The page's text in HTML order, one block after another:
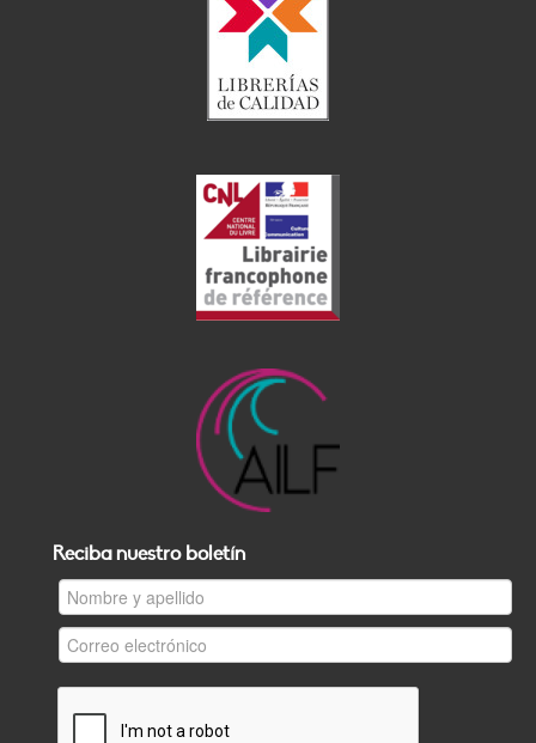
Reciba nuestro boletín